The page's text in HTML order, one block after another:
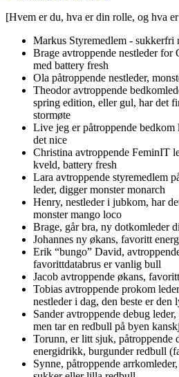
[Hvem er du, hva er din rolle, og hva
Markus Styremedlem - sukkerfri
Brage avtroppende nestleder for
med battery fresh
Ola påtroppende nestleder,
Theodor avtroppende
spring edition, eller gul, har det
stormøte
Live jeg er påtroppende
det nice
Christina avtroppende FeminIT
kveld, battery fresh
Lara avtroppende styremedlem
leder, digger monster monarch
Henry, nestleder i jubkom, har
monster mango loco
Brage, går bra, ny dotkomleder
Johannes ny økans, favoritt
Erik “bungo” David,
favorittdatabrus er vanlig bull
Jacob avtroppende økans,
Tobias avtroppende prokom
nestleder i dag, den beste er den
Sander avtroppende debug
men tar en redbull på byen
Torunn, er litt sjuk, påtroppende
energidrikk, burgunder redbull
Synne, påtroppende